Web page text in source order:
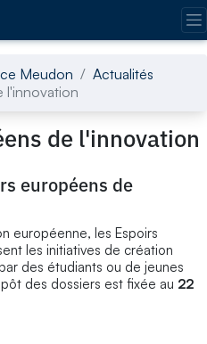
Meudon
Actualités
l'innovation
de l'innovation
européens de
européenne, les Espoirs
les initiatives de création
des étudiants ou de jeunes
des dossiers est fixée au 22